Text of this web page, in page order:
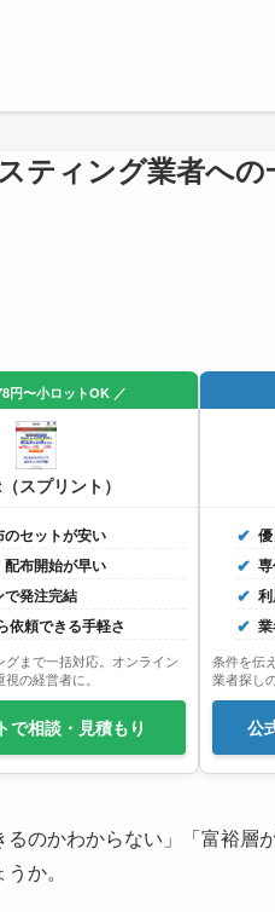
ティング業者への
円〜小ロットOK ／
スプリント）
セットが安い
布開始が早い
発注完結
依頼できる手軽さ
まで一括対応。オンライン
の経営者に。
で相談・見積もり
条件を伝
業者探し
公
のかわからない」「富裕層
か。